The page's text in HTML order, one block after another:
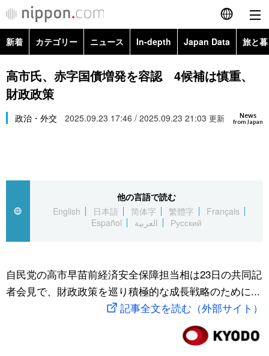
English
简体字
Русский
カテゴリー
経済・ビジネス
国際
文化
トップ
アーカイブ
In-depth
Japan Data
動画/Live
新着 カテゴリー ニュース In-depth Japan Data 旅と
政治・外交
経済・ビジネス
スポーツ・東京2020
Topics
高市氏、赤字国債増発を容認 4候補は慎重、
財政政策
News
from Japan
政治・外交 2025.09.23 17:46 / 2025.09.23 21:03 更新
他の言語で読む
English
日本語 简体字 繁體字
Français
Español
العربية Русский
自民党の高市早苗前経済安全保障担当相は23日の共同記
者会見で、財政政策を巡り積極的な成長戦略のために...
記事全文を読む（外部サイト）